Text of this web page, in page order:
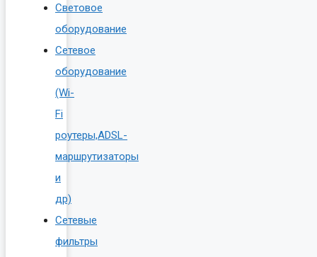
Световое
оборудование
Сетевое
оборудование
(Wi-
Fi
роутеры,ADSL-
маршрутизаторы
и
др)
Сетевые
фильтры